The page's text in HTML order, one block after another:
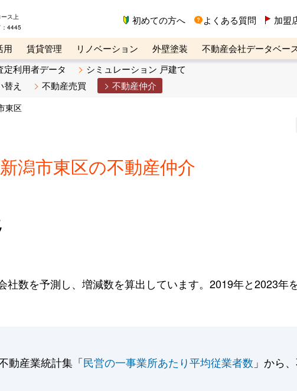
ス上
4445
初めての方へ よくある質問 加盟
用 賃貸管理 リノベーション 外壁塗装
不動産会社データベー
ビンマガジンBiz 不動産売却ご相談デスク
定利用者データ
シミュレーション 戸建て
え 不動産売買 不動産仲介
東区
潟市東区の不動産仲介
数を予測し、増減数を算出しています。2019年と2023年
動産業統計集「民営の一事業所あたり平均従業者数 」から